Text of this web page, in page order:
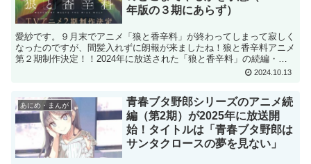
年版の３期にあらず）
愛紗です。９月末でアニメ「狼と香辛料」が終わってしまって寂しく
なったのですが、間髪入れずに朗報が来ましたね！狼と香辛料アニメ
第２期制作決定！！2024年に放送された「狼と香辛料」の続編・第
2024.10.13
あにめ・まんが
青春ブタ野郎シリーズのアニメ続
編（第2期）が2025年に放送開
始！タイトルは「青春ブタ野郎は
サンタクロースの夢を見ない」